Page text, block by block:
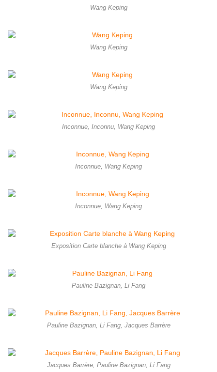
Wang Keping
Wang Keping
Wang Keping
Inconnue, Inconnu, Wang Keping
Inconnue, Wang Keping
Inconnue, Wang Keping
Exposition Carte blanche à Wang Keping
Pauline Bazignan, Li Fang
Pauline Bazignan, Li Fang, Jacques Barrère
Jacques Barrère, Pauline Bazignan, Li Fang